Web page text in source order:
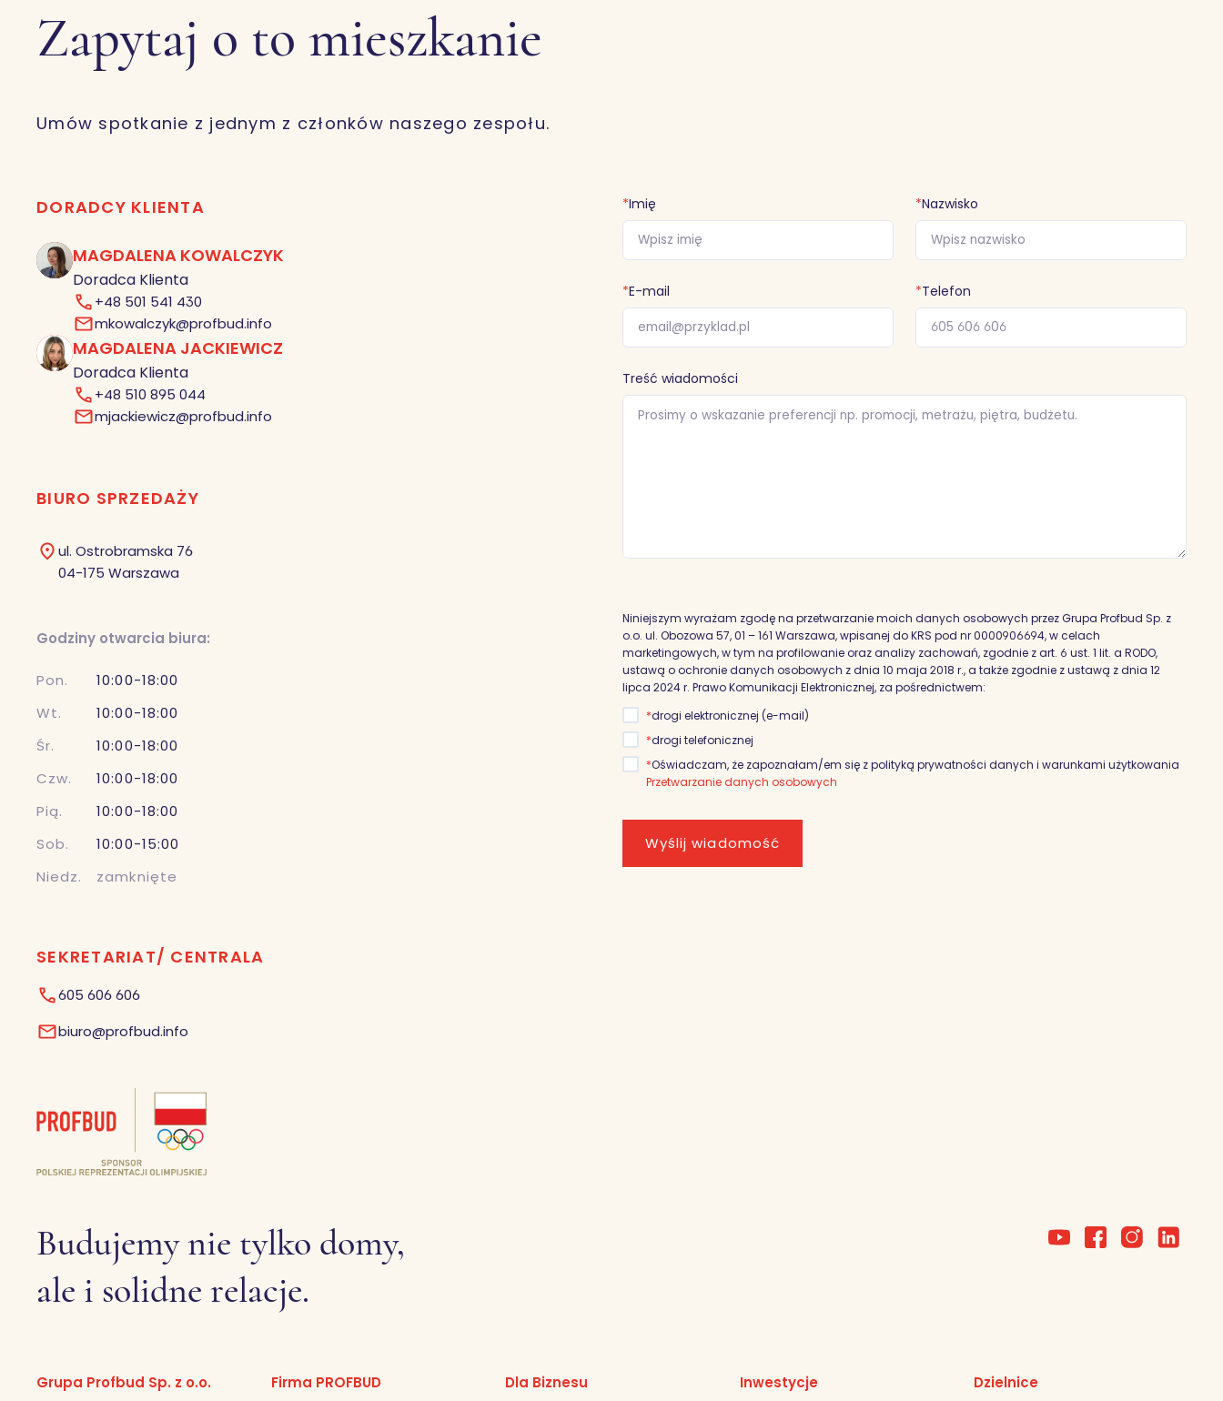
Zapytaj o to mieszkanie
Umów spotkanie z jednym z członków naszego zespołu.
DORADCY KLIENTA
MK MAGDALENA KOWALCZYK
Doradca Klienta
+48 501 541 430
mkowalczyk@profbud.info
MJ MAGDALENA JACKIEWICZ
Doradca Klienta
+48 510 895 044
mjackiewicz@profbud.info
BIURO SPRZEDAŻY
ul. Ostrobramska 76
04-175 Warszawa
Godziny otwarcia biura:
Pon.
10:00-18:00
Wt.
10:00-18:00
Śr.
10:00-18:00
Czw.
10:00-18:00
Pią.
10:00-18:00
Sob.
10:00-15:00
Niedz.
zamknięte
SEKRETARIAT/ CENTRALA
605 606 606
biuro@profbud.info
*Imię *Nazwisko
*E-mail *Telefon
Treść wiadomości
Niniejszym wyrażam zgodę na przetwarzanie moich danych osobowych przez Grupa Profbud Sp. z
o.o. ul. Obozowa 57, 01 – 161 Warszawa, wpisanej do KRS pod nr 0000906694, w celach
marketingowych, w tym na profilowanie oraz analizy zachowań, zgodnie z art. 6 ust. 1 lit. a RODO,
ustawą o ochronie danych osobowych z dnia 10 maja 2018 r., a także zgodnie z ustawą z dnia 12
lipca 2024 r. Prawo Komunikacji Elektronicznej, za pośrednictwem:
*drogi elektronicznej (e-mail)
*drogi telefonicznej
*Oświadczam, że zapoznałam/em się z polityką prywatności danych i warunkami użytkowania
Przetwarzanie danych osobowych
Wyślij wiadomość
Budujemy nie tylko domy,
ale i solidne relacje.
Grupa Profbud Sp. z o.o. Firma PROFBUD Dla Biznesu Inwestycje Dzielnice